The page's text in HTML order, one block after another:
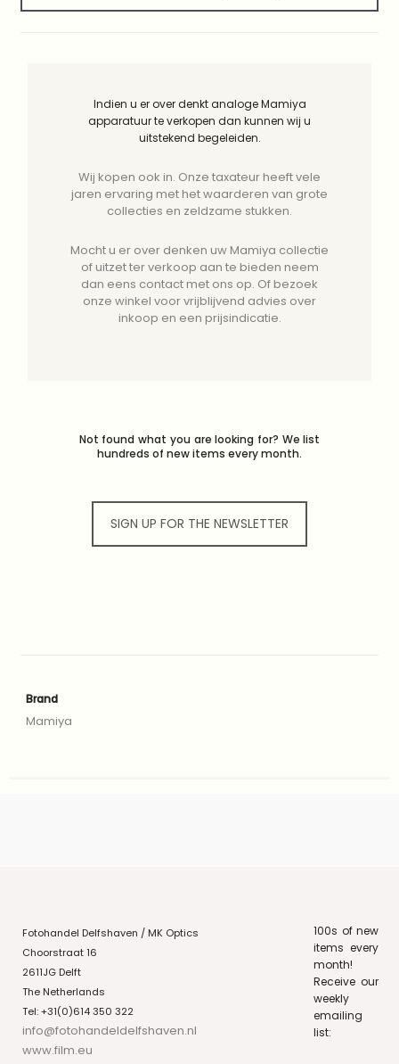
Indien u er over denkt analoge Mamiya
apparatuur te verkopen dan kunnen wij u
uitstekend begeleiden.
Wij kopen ook in. Onze taxateur heeft vele
jaren ervaring met het waarderen van grote
collecties en zeldzame stukken.
Mocht u er over denken uw Mamiya collectie
of uitzet ter verkoop aan te bieden neem
dan eens contact met ons op. Of bezoek
onze winkel voor vrijblijvend advies over
inkoop en een prijsindicatie.
Not found what you are looking for? We list
hundreds of new items every month.
SIGN UP FOR THE NEWSLETTER
Brand
Mamiya
Fotohandel Delfshaven / MK Optics
Choorstraat 16
2611JG Delft
The Netherlands
Tel: +31(0)614 350 322
info@fotohandeldelfshaven.nl
www.film.eu
100s of new
items every
month!
Receive our
weekly
emailing
list: